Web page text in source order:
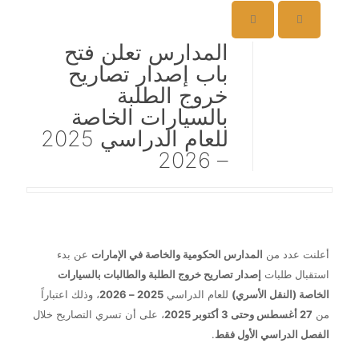
المدارس تعلن فتح
باب إصدار تصاريح
خروج الطلبة
بالسيارات الخاصة
للعام الدراسي 2025
– 2026
أعلنت عدد من المدارس الحكومية والخاصة في الإمارات عن بدء
استقبال طلبات إصدار تصاريح خروج الطلبة والطالبات بالسيارات
الخاصة (النقل الأسري) للعام الدراسي 2025 – 2026
، وذلك اعتباراً
من 27 أغسطس وحتى 3 أكتوبر 2025
، على أن تسري التصاريح خلال
الفصل الدراسي الأول فقط.